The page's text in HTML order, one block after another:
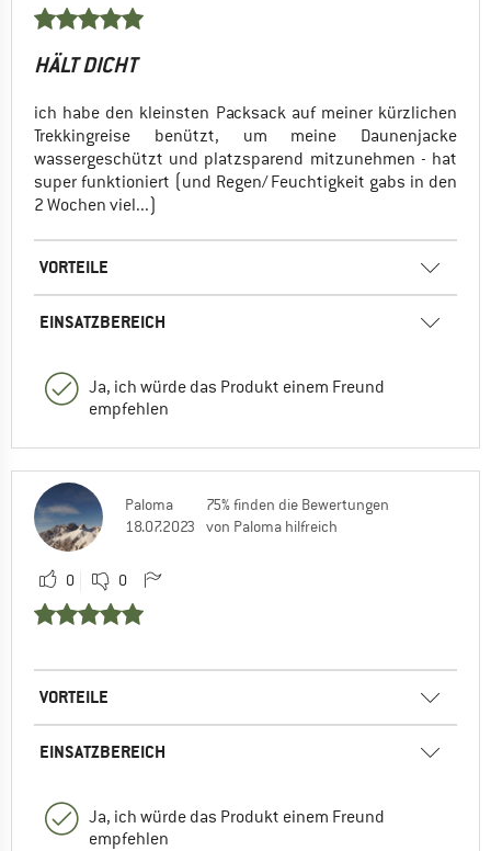
HÄLT DICHT
ich habe den kleinsten Packsack auf meiner kürzlichen
Trekkingreise benützt, um meine Daunenjacke
wassergeschützt und platzsparend mitzunehmen - hat
super funktioniert (und Regen/ Feuchtigkeit gabs in den
2 Wochen viel...)
VORTEILE
EINSATZBEREICH
Ja, ich würde das Produkt einem Freund
empfehlen
Paloma
18.07.2023
75% finden die Bewertungen
von Paloma hilfreich
0 0
VORTEILE
EINSATZBEREICH
Ja, ich würde das Produkt einem Freund
empfehlen